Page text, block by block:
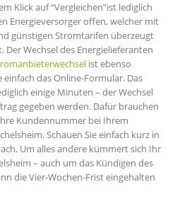
Klick auf “Vergleichen”ist lediglich
Energieversorger offen, welcher mit
günstigen Stromtarifen überzeugt
Wechsel des Energielieferanten
ist ebenso
das Online-Formular. Das
einige Minuten – der Wechsel
gegeben werden. Dafür brauchen
Kundennummer bei Ihrem
Schauen Sie einfach kurz in
Um alles andere kümmert sich Ihr
– auch um das Kündigen des
die Vier-Wochen-Frist eingehalten